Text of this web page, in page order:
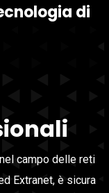
di
campo delle reti
Extranet, è sicura